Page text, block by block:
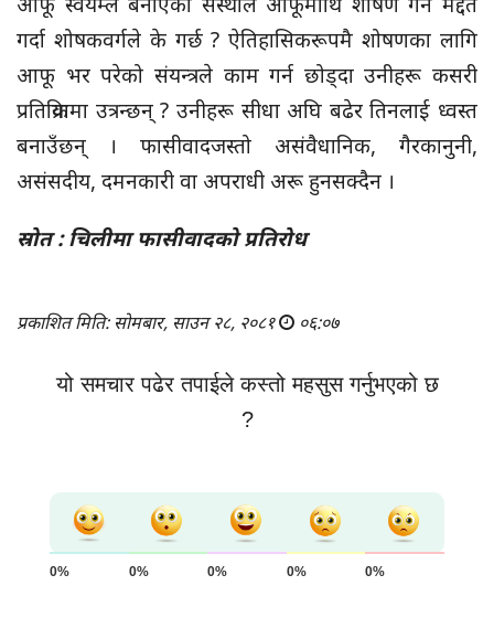
गर्दा शोषकवर्गले के गर्छ ? ऐतिहासिकरूपमै शोषणका लागि
आफू भर परेको संयन्त्रले काम गर्न छोड्दा उनीहरू कसरी
प्रतिक्रियामा उत्रन्छन् ? उनीहरू सीधा अघि बढेर तिनलाई ध्वस्त
बनाउँछन् । फासीवादजस्तो असंवैधानिक, गैरकानुनी,
असंसदीय, दमनकारी वा अपराधी अरू हुनसक्दैन ।
स्रोत : चिलीमा फासीवादको प्रतिरोध
प्रकाशित मिति: सोमबार, साउन २८, २०८१ ०६:०७
यो समचार पढेर तपाईले कस्तो महसुस गर्नुभएको छ
?
0% 0% 0% 0% 0%